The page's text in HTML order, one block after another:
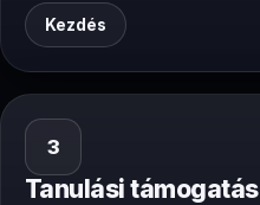
Kezdés
3
Tanulási támogatás